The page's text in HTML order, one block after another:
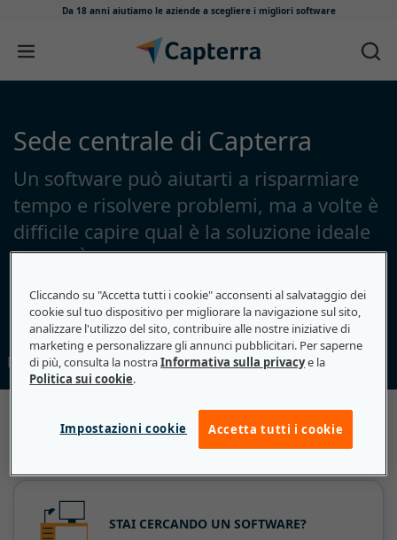
Da 18 anni aiutiamo le aziende a scegliere i migliori software
Salta e vai al contenuto
Sede centrale di Capterra
Un software può aiutarti a risparmiare
tempo e risolvere problemi, ma a volte è
difficile capire qual è la soluzione ideale
per te. È qui che interviene Capterra.
Esplora le categorie di software
La nostra storia Fornitori Contatti
Come possiamo aiutarti?
STAI CERCANDO UN SOFTWARE?
Cliccando su "Accetta tutti i cookie" acconsenti al salvataggio dei
cookie sul tuo dispositivo per migliorare la navigazione sul sito,
analizzare l'utilizzo del sito, contribuire alle nostre iniziative di
marketing e personalizzare gli annunci pubblicitari. Per saperne
di più, consulta la nostraInformativa sulla privacye la
Politica sui cookie.
Impostazioni cookie Accetta tutti i cookie